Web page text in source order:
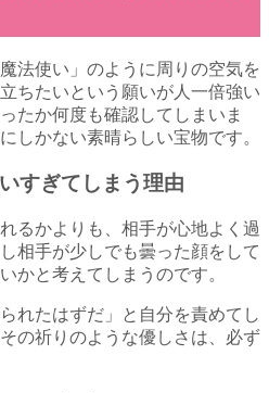
法使い」のように周りの空気を
ちたいという願いが人一倍強い
たか何度も確認してしまいま
しかない素晴らしい宝物です。
すぎてしまう理由
るかよりも、相手が心地よく過
相手が少しでも曇った顔をして
かと考えてしまうのです。
れたはずだ」と自分を責めてし
の祈りのような優しさは、必ず